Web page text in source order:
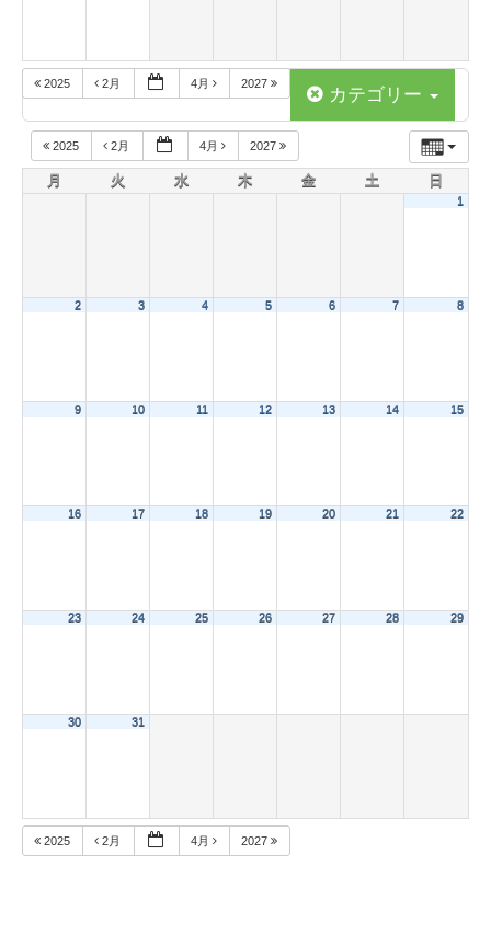
2025 2月 4月 2027
カテゴリー
2025 2月 4月 2027
月 火 水 木 金 土 日
1
2 3 4 5 6 7 8
9 10 11 12 13 14 15
16 17 18 19 20 21 22
23 24 25 26 27 28 29
30 31
2025 2月 4月 2027